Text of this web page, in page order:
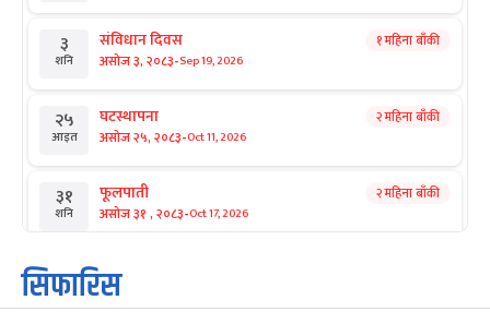
३
शनि
संविधान दिवस
असोज ३, २०८३-Sep 19, 2026
१ महिना बाँकी
२५
आइत
घटस्थापना
असोज २५, २०८३-Oct 11, 2026
२ महिना बाँकी
३१
शनि
फूलपाती
असोज ३१ , २०८३-Oct 17, 2026
२ महिना बाँकी
१
आइत
कार्तिक सङ्क्रान्ति
कार्तिक १, २०८३
सिफारिस